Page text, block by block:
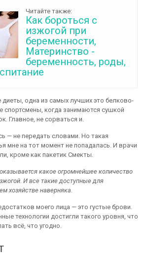
Читайте также:
Как бороться с
изжогой при
беременности,
Материнство -
беременность, роды,
одна из самых лучших это белково-
спортсмены, когда занимаются сушкой
Главное, не сорваться и.
— не передать словами. Но такая
мне на тот момент не попадалась. И врачи
кроме как пакетик Смекты.
какое огромнейшее количество
И все такие доступные для
хозяйстве наверняка.
моего лица — это густые брови.
технологии достигли такого уровня, что
всё, что угодно.